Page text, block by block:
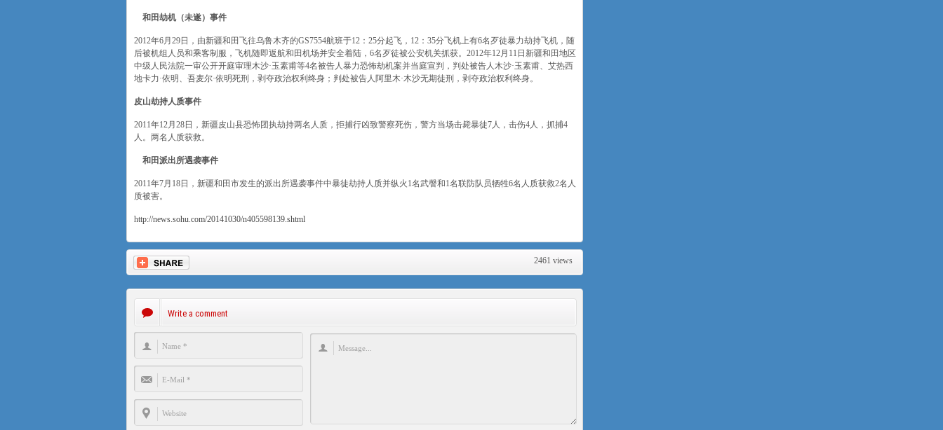
和田劫机（未遂）事件
2012年6月29日，由新疆和田飞往乌鲁木齐的GS7554航班于12：25分起飞，12：35分飞机上有6名歹徒暴力劫持飞机，随
后被机组人员和乘客制服，飞机随即返航和田机场并安全着陆，6名歹徒被公安机关抓获。2012年12月11日新疆和田地区
中级人民法院一审公开开庭审理木沙·玉素甫等4名被告人暴力恐怖劫机案并当庭宣判，判处被告人木沙·玉素甫、艾热西
地卡力·依明、吾麦尔·依明死刑，剥夺政治权利终身；判处被告人阿里木·木沙无期徒刑，剥夺政治权利终身。
皮山劫持人质事件
2011年12月28日，新疆皮山县恐怖团执劫持两名人质，拒捕行凶致警察死伤，警方当场击毙暴徒7人，击伤4人，抓捕4
人。两名人质获救。
和田派出所遇袭事件
2011年7月18日，新疆和田市发生的派出所遇袭事件中暴徒劫持人质并纵火1名武謦和1名联防队员牺牲6名人质获救2名人
质被害。
http://news.sohu.com/20141030/n405598139.shtml
2461 views
Write a comment